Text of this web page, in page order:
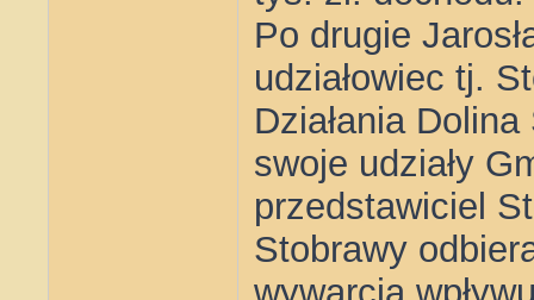
Po drugie
udziałowiec tj.
Działania
swoje udziały
przedstawiciel
Stobrawy